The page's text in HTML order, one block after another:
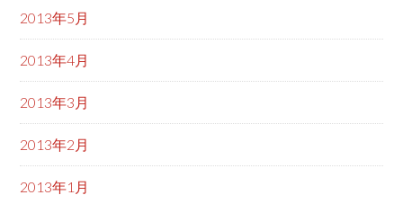
2013年5月
2013年4月
2013年3月
2013年2月
2013年1月